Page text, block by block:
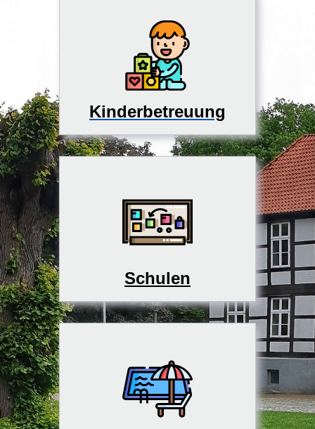
Kinderbetreuung
Schulen